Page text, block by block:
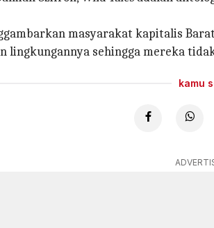
masyarakat kapitalis
lingkungannya sehingga mereka
kamu